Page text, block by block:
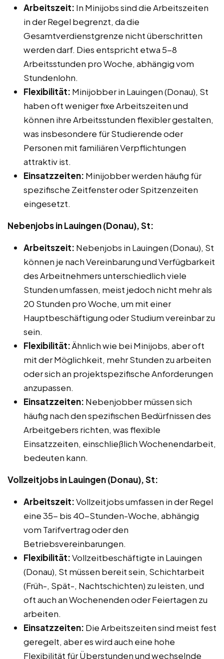
Arbeitszeit: In Minijobs sind die Arbeitszeiten
in der Regel begrenzt, da die
Gesamtverdienstgrenze nicht überschritten
werden darf. Dies entspricht etwa 5-8
Arbeitsstunden pro Woche, abhängig vom
Stundenlohn.
Flexibilität: Minijobber in Lauingen (Donau), St
haben oft weniger fixe Arbeitszeiten und
können ihre Arbeitsstunden flexibler gestalten,
was insbesondere für Studierende oder
Personen mit familiären Verpflichtungen
attraktiv ist.
Einsatzzeiten: Minijobber werden häufig für
spezifische Zeitfenster oder Spitzenzeiten
eingesetzt.
Nebenjobs in Lauingen (Donau), St:
Arbeitszeit: Nebenjobs in Lauingen (Donau), St
können je nach Vereinbarung und Verfügbarkeit
des Arbeitnehmers unterschiedlich viele
Stunden umfassen, meist jedoch nicht mehr als
20 Stunden pro Woche, um mit einer
Hauptbeschäftigung oder Studium vereinbar zu
sein.
Flexibilität:Ähnlich wie bei Minijobs, aber oft
mit der Möglichkeit, mehr Stunden zu arbeiten
oder sich an projektspezifische Anforderungen
anzupassen.
Einsatzzeiten: Nebenjobber müssen sich
häufig nach den spezifischen Bedürfnissen des
Arbeitgebers richten, was flexible
Einsatzzeiten, einschließlich Wochenendarbeit,
bedeuten kann.
Vollzeitjobs in Lauingen (Donau), St:
Arbeitszeit:Vollzeitjobs umfassen in der Regel
eine 35- bis 40-Stunden-Woche, abhängig
vom Tarifvertrag oder den
Betriebsvereinbarungen.
Flexibilität:Vollzeitbeschäftigte in Lauingen
(Donau), St müssen bereit sein, Schichtarbeit
(Früh-, Spät-, Nachtschichten) zu leisten, und
oft auch an Wochenenden oder Feiertagen zu
arbeiten.
Einsatzzeiten: Die Arbeitszeiten sind meist fest
geregelt, aber es wird auch eine hohe
Flexibilität für Überstunden und wechselnde